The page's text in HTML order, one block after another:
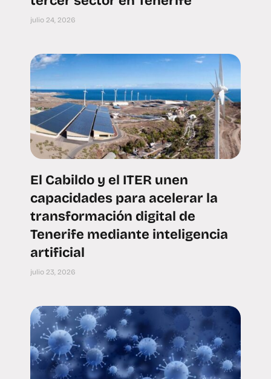
julio 24, 2026
El Cabildo y el ITER unen
capacidades para acelerar la
transformación digital de
Tenerife mediante inteligencia
artificial
julio 23, 2026